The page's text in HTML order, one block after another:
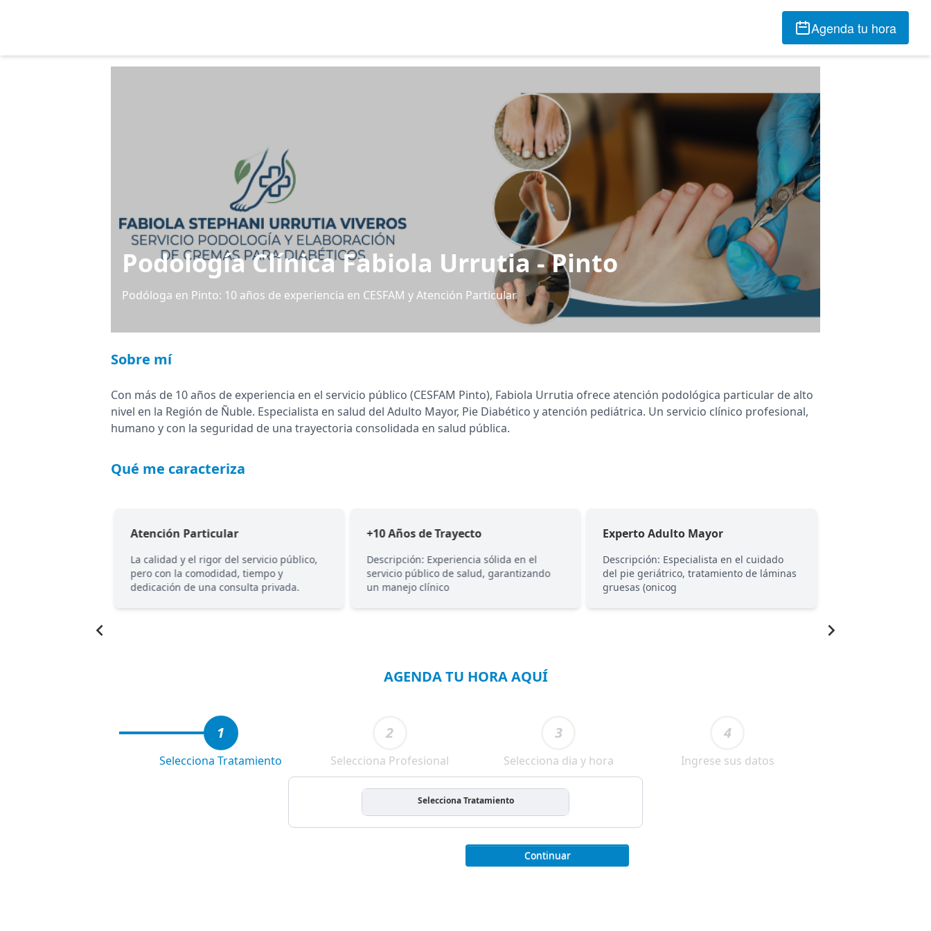
Agenda tu hora
Podología Clínica Fabiola Urrutia - Pinto
Podóloga en Pinto: 10 años de experiencia en CESFAM y Atención Particular
Sobre mí
Con más de 10 años de experiencia en el servicio público (CESFAM Pinto), Fabiola Urrutia ofrece atención podológica particular de alto
nivel en la Región de Ñuble. Especialista en salud del Adulto Mayor, Pie Diabético y atención pediátrica. Un servicio clínico profesional,
humano y con la seguridad de una trayectoria consolidada en salud pública.
Qué me caracteriza
Atención Particular
La calidad y el rigor del servicio público,
pero con la comodidad, tiempo y
dedicación de una consulta privada.
+10 Años de Trayecto
Descripción: Experiencia sólida en el
servicio público de salud, garantizando
un manejo clínico
Experto Adulto Mayor
Descripción: Especialista en el cuidado
del pie geriátrico, tratamiento de láminas
gruesas (onicog
AGENDA TU HORA AQUÍ
1
Selecciona Tratamiento
2
Selecciona Profesional
3
Selecciona dia y hora
4
Ingrese sus datos
Selecciona Tratamiento
Continuar